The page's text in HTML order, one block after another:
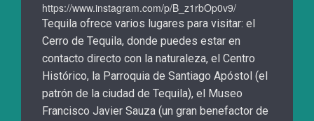
https://www.instagram.com/p/B_z1rbOp0v9/
Tequila ofrece varios lugares para visitar: el
Cerro de Tequila, donde puedes estar en
contacto directo con la naturaleza, el Centro
Histórico, la Parroquia de Santiago Apóstol (el
patrón de la ciudad de Tequila), el Museo
Francisco Javier Sauza (un gran benefactor de